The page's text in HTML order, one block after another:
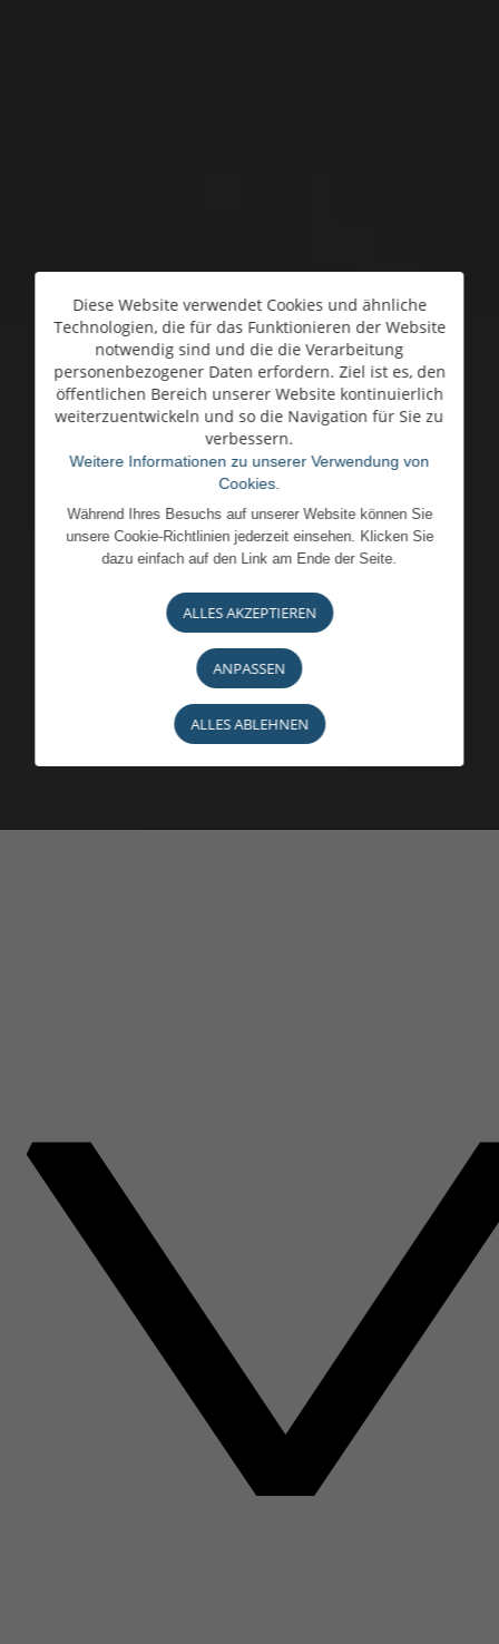
Diese Website verwendet Cookies und ähnliche
Technologien, die für das Funktionieren der Website
notwendig sind und die die Verarbeitung
personenbezogener Daten erfordern. Ziel ist es, den
öffentlichen Bereich unserer Website kontinuierlich
weiterzuentwickeln und so die Navigation für Sie zu
verbessern.
Weitere Informationen zu unserer Verwendung von
Cookies.
Während Ihres Besuchs auf unserer Website können Sie
unsere Cookie-Richtlinien jederzeit einsehen. Klicken Sie
dazu einfach auf den Link am Ende der Seite.
ALLES AKZEPTIEREN
ANPASSEN
ALLES ABLEHNEN